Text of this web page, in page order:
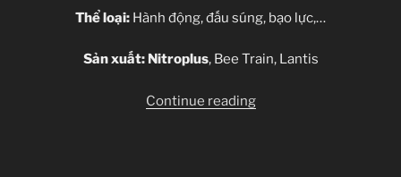
Thể loại: Hành động, đấu súng, bạo lực,…
Sản xuất: Nitroplus, Bee Train, Lantis
Continue reading“[Clip-